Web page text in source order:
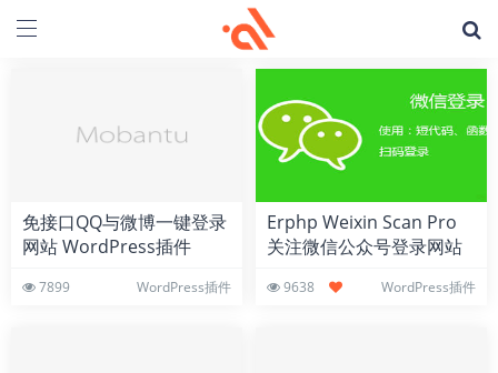
免接口QQ与微博一键登录
网站 WordPress插件
7899 WordPress插件
Erphp Weixin Scan Pro
关注微信公众号登录网站
9638 WordPress插件